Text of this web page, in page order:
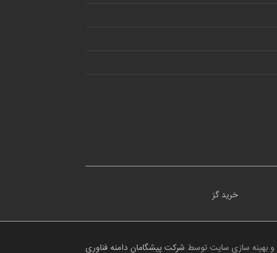
خرید گز
و بهینه سازی سایت توسط شرکت پیشگامان دامنه فناوری